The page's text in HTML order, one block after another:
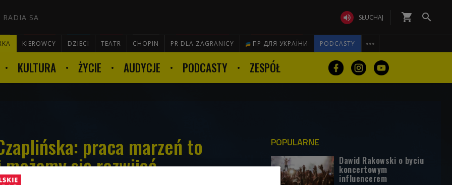
RADIA SA  SŁUCHAJ shopping_cart 
KIEROWCY DZIECI TEATR CHOPIN PR DLA ZAGRANICY ПР ДЛЯ УКРАЇНИ PODCASTY 

KULTURA ŻYCIE AUDYCJE PODCASTY ZESPÓŁ
praca marzeń to
się rozwijać
POPULARNE
Dawid Rakowski o byciu
koncertowym
influencerem